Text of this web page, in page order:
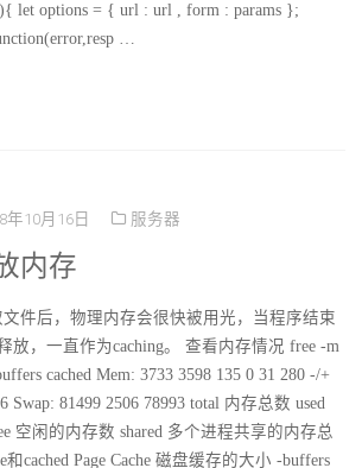
let options = { url : url , form : params };
…
年10月16日 服务器
内存
件后，物理内存会很快被用光，当程序结束
放，一直作为caching。 查看内存情况 free -m
cached Mem: 3733 3598 135 0 31 280 -/+
Swap: 81499 2506 78993 total 内存总数 used
空闲的内存数 shared 多个进程共享的内存总
和cached Page Cache 磁盘缓存的大小 -buffers